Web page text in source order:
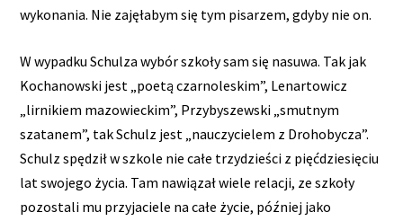
wykonania. Nie zajęłabym się tym pisarzem, gdyby nie on.
W wypadku Schulza wybór szkoły sam się nasuwa. Tak jak
Kochanowski jest „poetą czarnoleskim”, Lenartowicz
„lirnikiem mazowieckim”, Przybyszewski „smutnym
szatanem”, tak Schulz jest „nauczycielem z Drohobycza”.
Schulz spędził w szkole nie całe trzydzieści z pięćdziesięciu
lat swojego życia. Tam nawiązał wiele relacji, ze szkoły
pozostali mu przyjaciele na całe życie, później jako